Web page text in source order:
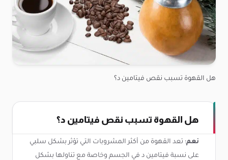
هل القهوة تسبب نقص فيتامين د؟
هل القهوة تسبب نقص فيتامين د؟
نعم؛ تعد القهوة من أكثر المشروبات التي تؤثر بشكل سلبي
على نسبة فيتامين د في الجسم وخاصة مع تناولها بشكل